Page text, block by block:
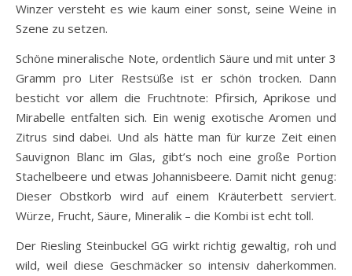
Winzer versteht es wie kaum einer sonst, seine Weine in
Szene zu setzen.
Schöne mineralische Note, ordentlich Säure und mit unter 3
Gramm pro Liter Restsüße ist er schön trocken. Dann
besticht vor allem die Fruchtnote: Pfirsich, Aprikose und
Mirabelle entfalten sich. Ein wenig exotische Aromen und
Zitrus sind dabei. Und als hätte man für kurze Zeit einen
Sauvignon Blanc im Glas, gibt’s noch eine große Portion
Stachelbeere und etwas Johannisbeere. Damit nicht genug:
Dieser Obstkorb wird auf einem Kräuterbett serviert.
Würze, Frucht, Säure, Mineralik – die Kombi ist echt toll.
Der Riesling Steinbuckel GG wirkt richtig gewaltig, roh und
wild, weil diese Geschmäcker so intensiv daherkommen.